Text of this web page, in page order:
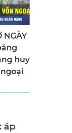
NGÀY
huy
áp